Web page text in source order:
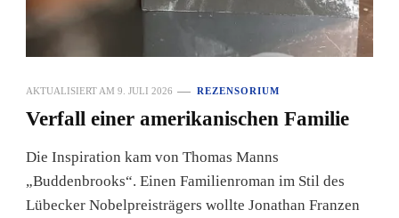
AKTUALISIERT AM 9. JULI 2026 REZENSORIUM
Verfall einer amerikanischen Familie
Die Inspiration kam von Thomas Manns
„Buddenbrooks“. Einen Familienroman im Stil des
Lübecker Nobelpreisträgers wollte Jonathan Franzen